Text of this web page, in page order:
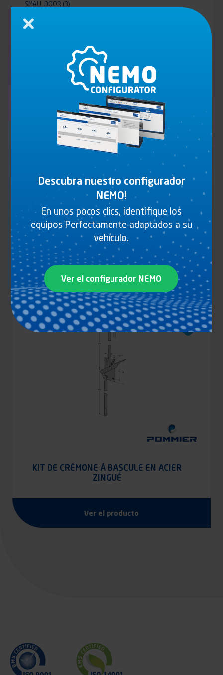
Tipo de vehículo
de
carrocería
Tipo de carrocería
Acabado
Acabado
Appliquer
1 PRODUCTO
KIT DE CRÉMONE À BASCULE EN ACIER
ZINGUÉ
Ver el producto
SMALL DOOR (3)
ELEVADORES DE MAMPARA
TENSORES DE TOLDO (28)
TRAMPILLAS DE VENTILACION (4)
Todos nuestros universos
Descubra nuestro configurador
NEMO!
En unos pocos clics, identifique los
equipos Perfectamente adaptados a su
vehículo.
Ver el configurador NEMO